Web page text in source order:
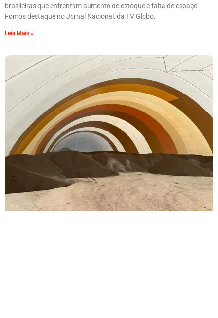
brasileiras que enfrentam aumento de estoque e falta de espaço
Fomos destaque no Jornal Nacional, da TV Globo,
Leia Mais »